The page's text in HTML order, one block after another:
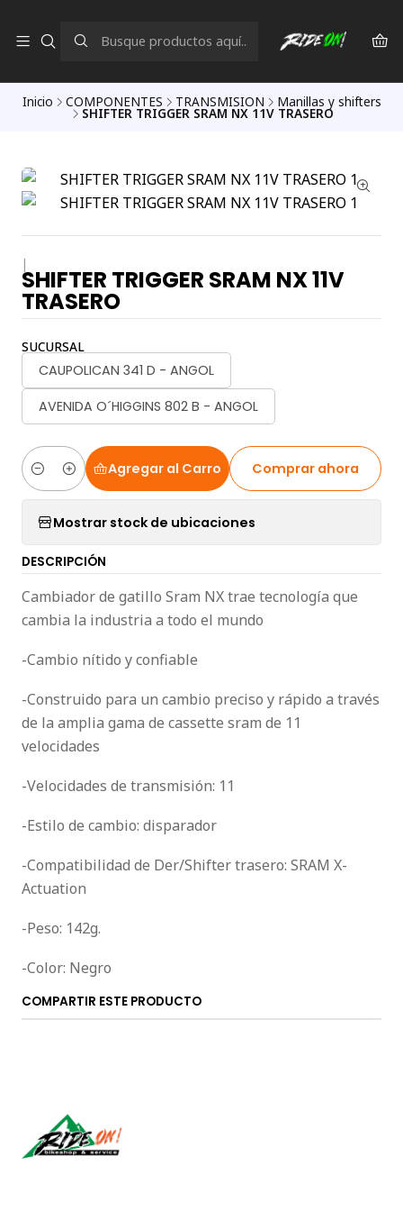
Inicio COMPONENTES TRANSMISION Manillas y shifters
SHIFTER TRIGGER SRAM NX 11V TRASERO
|
SHIFTER TRIGGER SRAM NX 11V
TRASERO
SUCURSAL
CAUPOLICAN 341 D - ANGOL
AVENIDA O´HIGGINS 802 B - ANGOL
Cantidad
Agregar al Carro Comprar ahora
Mostrar stock de ubicaciones
DESCRIPCIÓN
Cambiador de gatillo Sram NX trae tecnología que
cambia la industria a todo el mundo
-Cambio nítido y confiable
-Construido para un cambio preciso y rápido a través
de la amplia gama de cassette sram de 11
velocidades
-Velocidades de transmisión: 11
-Estilo de cambio: disparador
-Compatibilidad de Der/Shifter trasero: SRAM X-
Actuation
-Peso: 142g.
-Color: Negro
COMPARTIR ESTE PRODUCTO